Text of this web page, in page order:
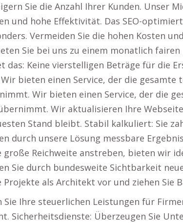
Sie die Anzahl Ihrer Kunden. Unser
und hohe Effektivität. Das SEO-
Vermeiden Sie die hohen Kosten
Sie bei uns zu einem monatlich fairen
das: Keine vierstelligen Beträge für die
bieten einen Service, der die gesamte
Wir bieten einen Service, der die
Wir aktualisieren Ihre
Stand bleibt. Stabil kalkuliert: Sie
durch unsere Lösung messbare
große Reichweite anstreben, bieten wir
Sie durch bundesweite Sichtbarkeit
Projekte als Architekt vor und ziehen Sie
Sie Ihre steuerlichen Leistungen für
Sicherheitsdienste: Überzeugen Sie